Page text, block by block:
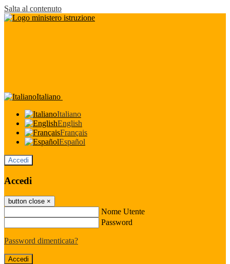
Salta al contenuto
Italiano
Italiano
English
Français
Español
Accedi
Accedi
button close ×
Nome Utente
Password
Password dimenticata?